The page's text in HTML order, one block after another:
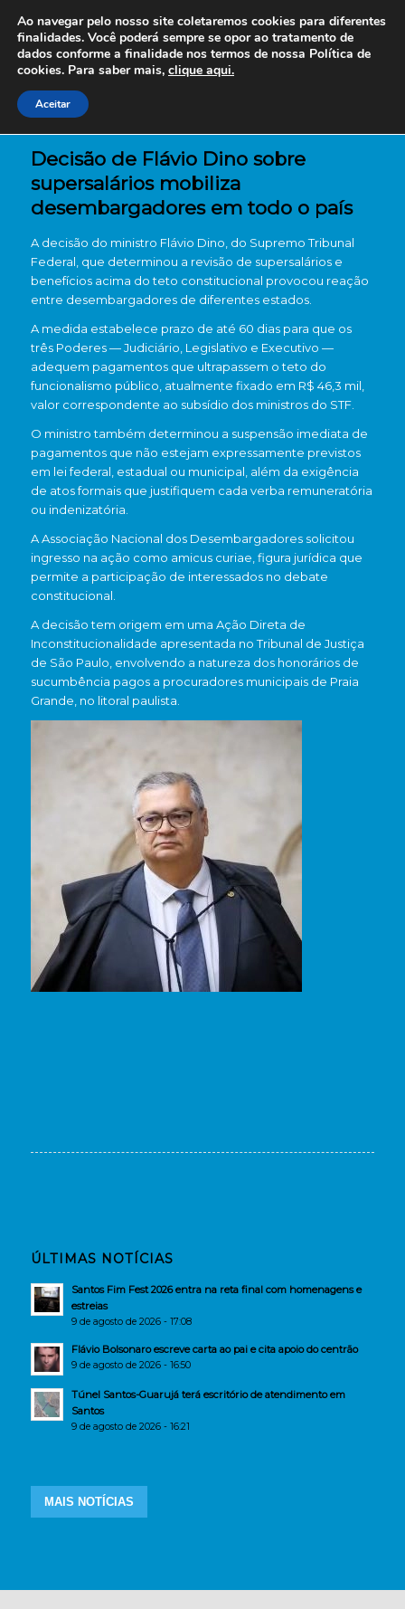
Decisão de Flávio Dino sobre
supersalários mobiliza
desembargadores em todo o país
A decisão do ministro Flávio Dino , do Supremo Tribunal
Federal , que determinou a revisão de supersalários e
benefícios acima do teto constitucional provocou reação
entre desembargadores de diferentes estados.
A medida estabelece prazo de até 60 dias para que os
três Poderes — Judiciário, Legislativo e Executivo —
adequem pagamentos que ultrapassem o teto do
funcionalismo público, atualmente fixado em R$ 46,3 mil,
valor correspondente ao subsídio dos ministros do STF.
O ministro também determinou a suspensão imediata de
pagamentos que não estejam expressamente previstos
em lei federal, estadual ou municipal, além da exigência
de atos formais que justifiquem cada verba remuneratória
ou indenizatória.
AAssociação Nacional dos Desembargadoressolicitou
ingresso na ação como amicus curiae, figura jurídica que
permite a participação de interessados no debate
constitucional.
A decisão tem origem em uma Ação Direta de
Inconstitucionalidade apresentada noTribunal de Justiça
de São Paulo , envolvendo a natureza dos honorários de
sucumbência pagos a procuradores municipais de Praia
Grande , no litoral paulista.
ÚLTIMAS NOTÍCIAS
Santos Fim Fest 2026 entra na reta final com homenagens e
estreias
9 de agosto de 2026 - 17:08
Flávio Bolsonaro escreve carta ao pai e cita apoio do centrão
9 de agosto de 2026 - 16:50
Túnel Santos-Guarujá terá escritório de atendimento em
Santos
9 de agosto de 2026 - 16:21
MAIS NOTÍCIAS
Ao navegar pelo nosso site coletaremos cookies para diferentes
finalidades. Você poderá sempre se opor ao tratamento de
dados conforme a finalidade nos termos de nossa Política de
cookies. Para saber mais, clique aqui.
Aceitar